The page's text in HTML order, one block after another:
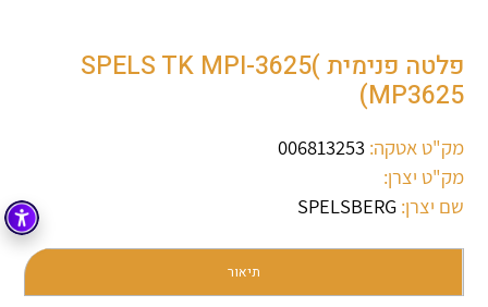
איכות | שרות | זמינות
אטקה בע”מ היא החברה הגדולה והמובילה בישראל בשיווק
מיתוג, בקרה , ואינסטלציה חשמלית ופעילה ב7 תחומים:
חשמל
קופסאות וארונות לחשמל, בקרה ואלקטרוניקה
לכל מוצרי היצרן לכל מוצרי היצרן
פלטה פנימית )SPELS TK MPI-3625
(MP3625
מק"ט אטקה: 006813253
מק"ט יצרן:
שם יצרן: SPELSBERG
תיאור